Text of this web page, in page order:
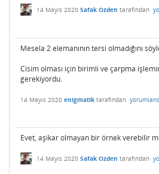
14 Mayıs 2020 Safak Ozden tarafından
Mesela 2 elemanının tersi olmadığını
Cisim olması için birimli ve çarpma
gerekiyordu.
14 Mayıs 2020 enigmatik tarafından
Evet, aşikar olmayan bir örnek verebilir
14 Mayıs 2020 Safak Ozden tarafından